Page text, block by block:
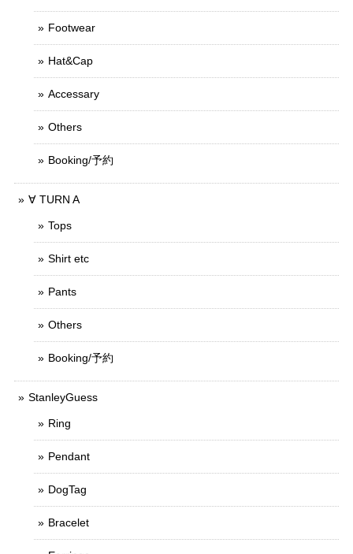
Footwear
Hat&Cap
Accessary
Others
Booking/予約
∀ TURN A
Tops
Shirt etc
Pants
Others
Booking/予約
StanleyGuess
Ring
Pendant
DogTag
Bracelet